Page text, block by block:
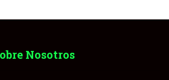
Nosotros